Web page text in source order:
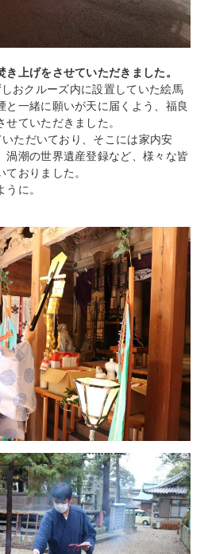
上げをさせていただきました。
おクルーズ内に設置していた絵馬
と一緒に願いが天に届くよう、福良
ていただきました。
ただいており、そこには家内安
渦潮の世界遺産登録など、様々な皆
おりました。
に。